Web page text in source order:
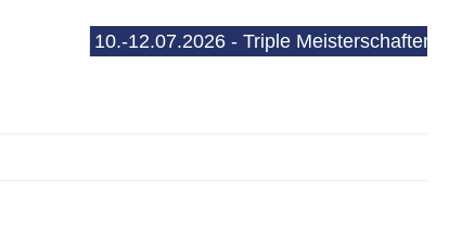
10.-12.07.2026 - Triple Meisterschaften (E-See)